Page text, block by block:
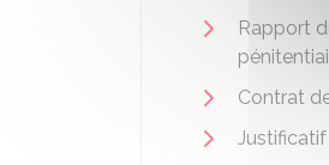
Rapport
Contrat